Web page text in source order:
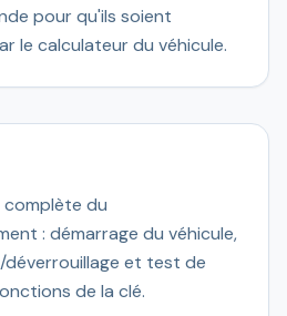
pour qu'ils soient
le calculateur du véhicule.
du
: démarrage du véhicule,
déverrouillage et test de
de la clé.